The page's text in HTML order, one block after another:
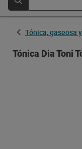
Tónica, gaseosa
Tónica Dia Toni